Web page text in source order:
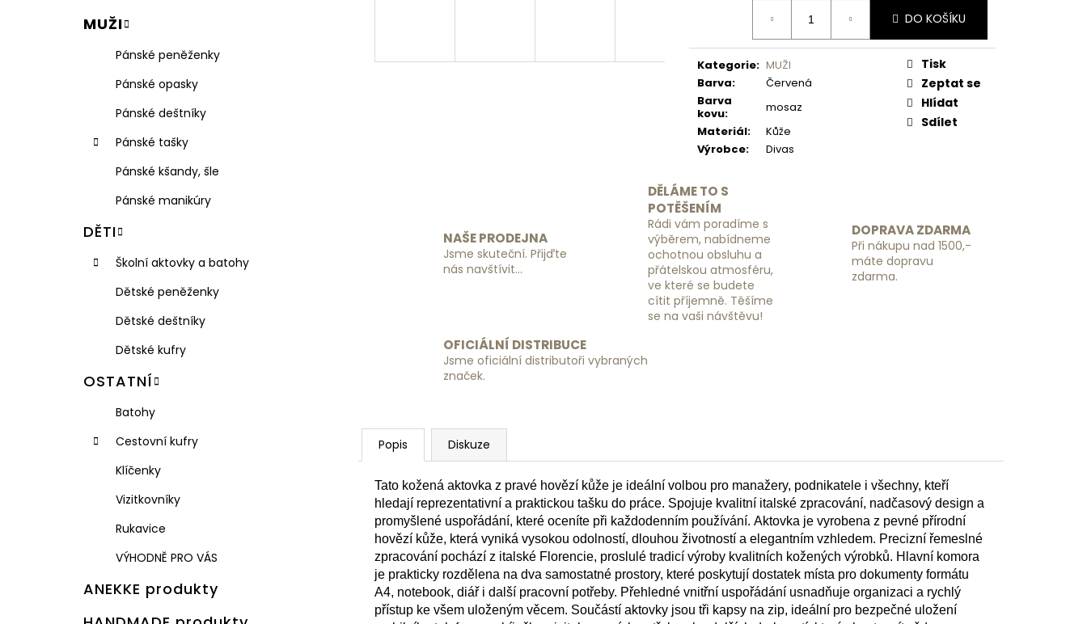
MUŽI
Pánské peněženky
Pánské opasky
Pánské deštníky
Pánské tašky
Pánské kšandy, šle
Pánské manikúry
DĚTI
Školní aktovky a batohy
Dětské peněženky
Dětské deštníky
Dětské kufry
OSTATNÍ
Batohy
Cestovní kufry
Klíčenky
Vizitkovníky
Rukavice
VÝHODNĚ PRO VÁS
ANEKKE produkty
DO KOŠÍKU
Kategorie: MUŽI
Barva:
Červená
Barva
kovu:
mosaz
Materiál:
Kůže
Výrobce: Divas
Tisk
Zeptat se
Hlídat
Sdílet
NAŠE PRODEJNA
Jsme skuteční. Přijďte
nás navštívit...
DĚLÁME TO S
POTĚŠENÍM
Rádi vám poradíme s
výběrem, nabídneme
ochotnou obsluhu a
přátelskou atmosféru,
ve které se budete
cítit příjemně. Těšíme
se na vaši návštěvu!
DOPRAVA ZDARMA
Při nákupu nad 1500,-
máte dopravu
zdarma.
OFICIÁLNÍ DISTRIBUCE
Jsme oficiální distributoři vybraných
značek.
Popis Diskuze
Tato kožená aktovka z pravé hovězí kůže je ideální volbou pro manažery, podnikatele i všechny, kteří
hledají reprezentativní a praktickou tašku do práce. Spojuje kvalitní italské zpracování, nadčasový design a
promyšlené uspořádání, které oceníte při každodenním používání. Aktovka je vyrobena z pevné přírodní
hovězí kůže, která vyniká vysokou odolností, dlouhou životností a elegantním vzhledem. Precizní řemeslné
zpracování pochází z italské Florencie, proslulé tradicí výroby kvalitních kožených výrobků. Hlavní komora
je prakticky rozdělena na dva samostatné prostory, které poskytují dostatek místa pro dokumenty formátu
A4, notebook, diář i další pracovní potřeby. Přehledné vnitřní uspořádání usnadňuje organizaci a rychlý
přístup ke všem uloženým věcem. Součástí aktovky jsou tři kapsy na zip, ideální pro bezpečné uložení
VISAČKA NA KUFR PLASTOVÁ RGL
49 Kč
ZÁMEK S KÓDEM NÁHRADNÍ RGL -